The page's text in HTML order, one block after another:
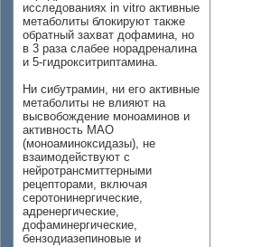
исследованиях in vitro активные
метаболиты блокируют также
обратный захват дофамина, но
в 3 раза слабее норадреналина
и 5-гидрокситриптамина.
Ни сибутрамин, ни его активные
метаболиты не влияют на
высвобождение моноаминов и
активность МАО
(моноаминоксидазы), не
взаимодействуют с
нейротрансмиттерными
рецепторами, включая
серотонинергические,
адренергические,
дофаминергические,
бензодиазепиновые и